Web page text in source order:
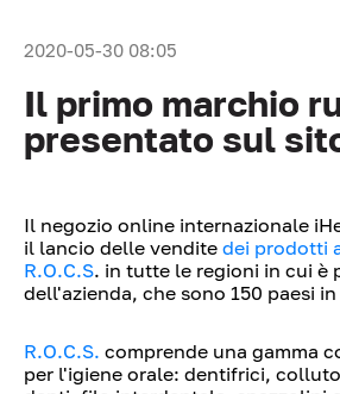
2020-05-30 08:05
Il primo marchio
presentato sul
Il negozio online internazionale
il lancio delle vendite dei prodotti
R.O.C.S. in tutte le regioni in cui è
dell'azienda, che sono 150 paesi
R.O.C.S. comprende una gamma
per l'igiene orale: dentifrici,